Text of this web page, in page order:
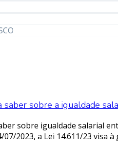
saber sobre a igualdade
sobre igualdade salarial
a Lei 14.611/23 visa à